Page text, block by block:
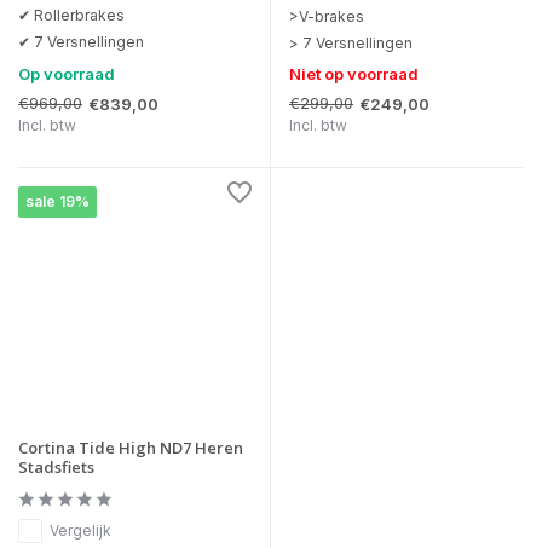
✔ Rollerbrakes
✔ 7 Versnellingen
Op voorraad
€969,00 €839,00
Incl. btw
>V-brakes
> 7 Versnellingen
Niet op voorraad
€299,00 €249,00
Incl. btw
sale 19%
Cortina Tide High ND7 Heren
Stadsfiets
Vergelijk